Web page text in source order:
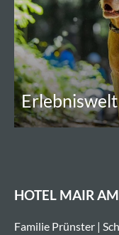
HOTEL MAIR
Familie Prünster |